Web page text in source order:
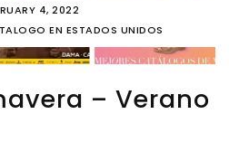
4, 2022
EN ESTADOS UNIDOS
– Verano